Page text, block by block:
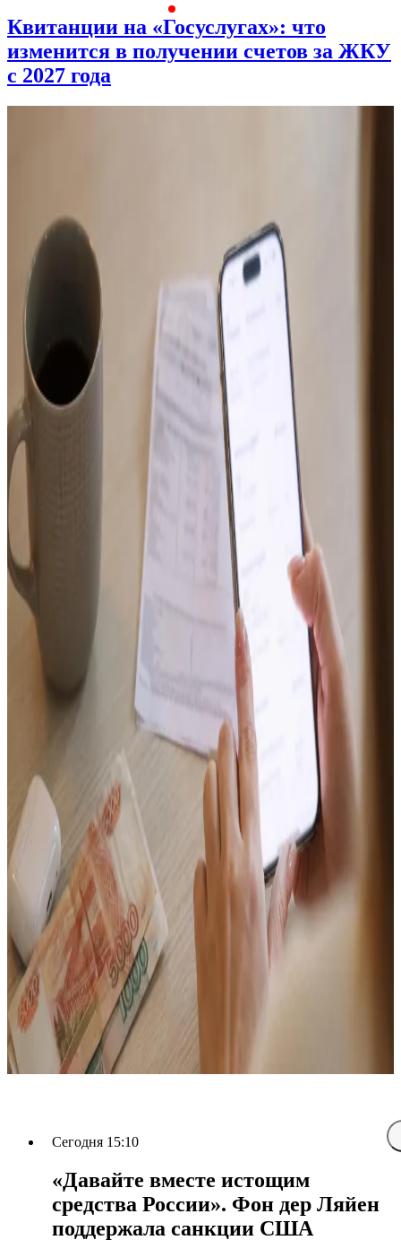
Квитанции на «Госуслугах»: что
изменится в получении счетов за ЖКУ
с 2027 года
Сегодня 15:10
«Давайте вместе истощим
средства России». Фон дер Ляйен
поддержала санкции США